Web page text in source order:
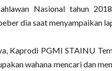
Nasional tahun
dia saat menyampaikan
Kaprodi PGMI STAINU
wahana mencari dan